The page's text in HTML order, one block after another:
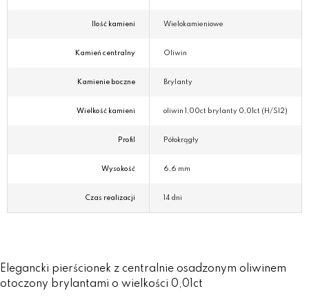
Ilość kamieni Wielokamieniowe
Kamień centralny Oliwin
Kamienie boczne Brylanty
Wielkość kamieni oliwin 1,00ct brylanty 0,01ct (H/SI2)
Profil Półokrągły
Wysokość 6,6 mm
Czas realizacji 14 dni
Elegancki pierścionek z centralnie osadzonym oliwinem
otoczony brylantami o wielkości 0,01ct